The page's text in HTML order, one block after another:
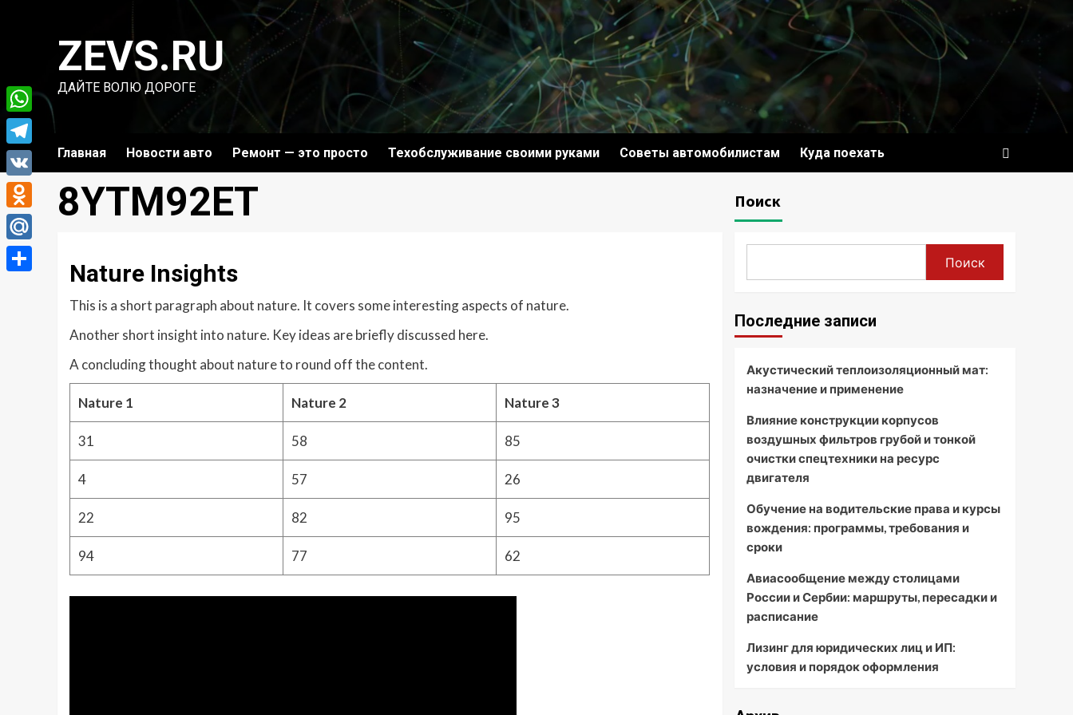
содержимомуZEVS.RU
ДАЙТЕ ВОЛЮ ДОРОГЕ
Главная Новости авто Ремонт — это просто Техобслуживание своими руками Советы автомобилистам Куда поехать
8YTM92ET
Nature Insights
This is a short paragraph about nature. It covers some interesting aspects of nature.
Another short insight into nature. Key ideas are briefly discussed here.
A concluding thought about nature to round off the content.
Nature 1 Nature 2 Nature 3
31 58 85
4 57 26
22 82 95
94 77 62
Поиск
Поиск
Последние записи
Акустический теплоизоляционный мат:
назначение и применение
Влияние конструкции корпусов
воздушных фильтров грубой и тонкой
очистки спецтехники на ресурс
двигателя
Обучение на водительские права и курсы
вождения: программы, требования и
сроки
Авиасообщение между столицами
России и Сербии: маршруты, пересадки и
расписание
Лизинг для юридических лиц и ИП:
условия и порядок оформления
WhatsApp
Telegram
VK
Odnoklassniki
Mail.Ru
Отправить